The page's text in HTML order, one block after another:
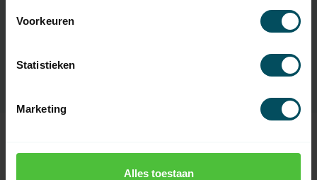
Voorkeuren
Statistieken
Marketing
Alles toestaan
EAN Code
Zuletzt angesehen